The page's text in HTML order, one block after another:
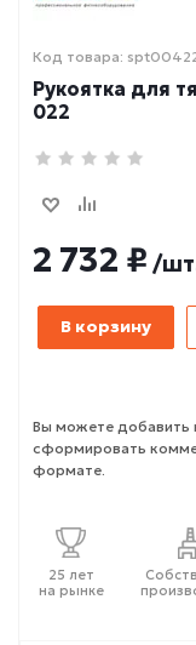
Код товара:
Рукоятка для
022
2 732 ₽ /
В корзину
Вы можете добавить
сформировать
формате.
25 лет
на рынке